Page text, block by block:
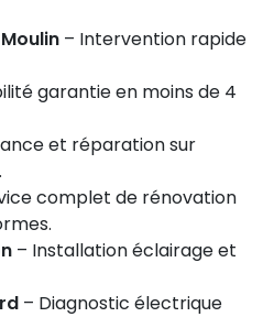
– Intervention rapide
garantie en moins de 4
et réparation sur
complet de rénovation
– Installation éclairage et
– Diagnostic électrique